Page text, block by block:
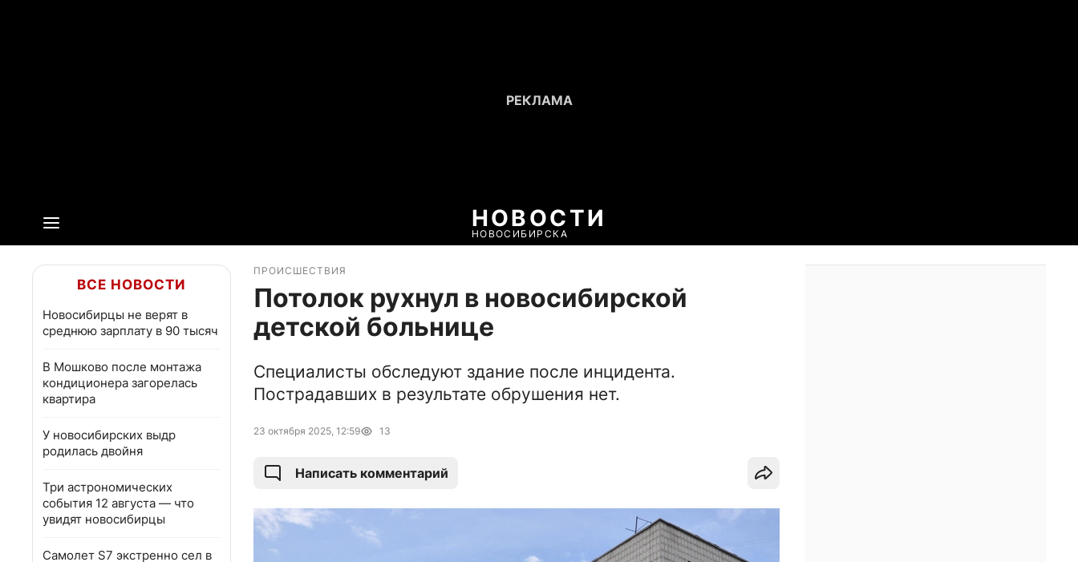
НОВОСТИ
НОВОСИБИРСКА
ВСЕ НОВОСТИ
Новосибирцы не верят в
среднюю зарплату в 90 тысяч
В Мошково после монтажа
кондиционера загорелась
квартира
У новосибирских выдр
родилась двойня
Три астрономических
события 12 августа — что
увидят новосибирцы
Самолет S7 экстренно сел в
ПРОИСШЕСТВИЯ
Потолок рухнул в новосибирской
детской больнице
Специалисты обследуют здание после инцидента.
Пострадавших в результате обрушения нет.
23 октября 2025, 12:59 13
Написать комментарий